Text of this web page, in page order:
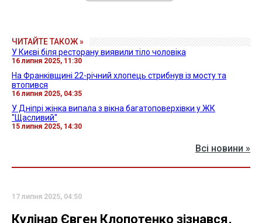
ЧИТАЙТЕ ТАКОЖ »
У Києві біля ресторану виявили тіло чоловіка
16 липня 2025, 11:30
На Франківщині 22-річний хлопець стрибнув із мосту та
втопився
16 липня 2025, 04:35
У Дніпрі жінка випала з вікна багатоповерхівки у ЖК
"Щасливий"
15 липня 2025, 14:30
Всі новини »
17 липня 2025, 04:50
Кулінар Євген Клопотенко зізнався,